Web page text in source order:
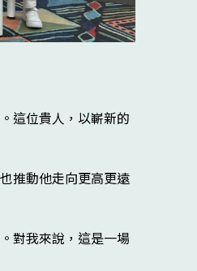
這位貴人，以嶄新的
推動他走向更高更遠
對我來說，這是一場